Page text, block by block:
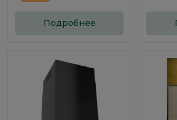
Подробнее